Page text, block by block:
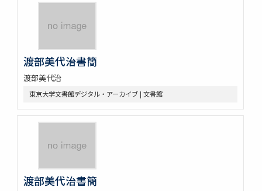
渡部美代治書簡
渡部美代治
東京大学文書館デジタル・アーカイブ | 文書館
渡部美代治書簡